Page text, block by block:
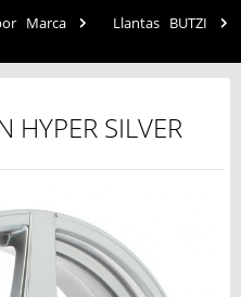
Marca
Llantas BUTZI
HYPER SILVER